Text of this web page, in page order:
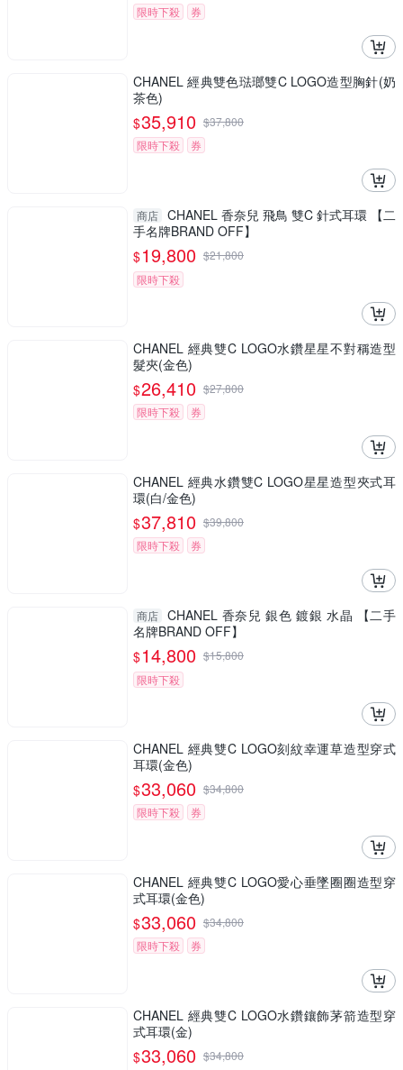
限時下殺 券
CHANEL 經典雙色琺瑯雙C LOGO造型胸針(奶
茶色)
$35,910 $37,800
限時下殺
券
商店 CHANEL 香奈兒 飛鳥 雙C 針式耳環 【二
手名牌BRAND OFF】
$19,800 $21,800
限時下殺
CHANEL 經典雙C LOGO水鑽星星不對稱造型
髮夾(金色)
$26,410 $27,800
限時下殺
券
CHANEL 經典水鑽雙C LOGO星星造型夾式耳
環(白/金色)
$37,810 $39,800
限時下殺
券
商店 CHANEL 香奈兒 銀色 鍍銀 水晶 【二手
名牌BRAND OFF】
$14,800 $15,800
限時下殺
CHANEL 經典雙C LOGO刻紋幸運草造型穿式
耳環(金色)
$33,060 $34,800
限時下殺
券
CHANEL 經典雙C LOGO愛心垂墜圈圈造型穿
式耳環(金色)
$33,060 $34,800
限時下殺
券
CHANEL 經典雙C LOGO水鑽鑲飾茅箭造型穿
式耳環(金)
$33,060 $34,800